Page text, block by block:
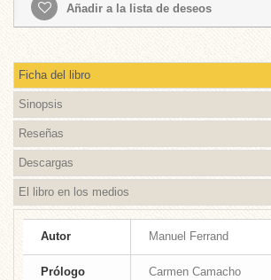
Añadir a la lista de deseos
Ficha del libro
Sinopsis
Reseñas
Descargas
El libro en los medios
Autor Manuel Ferrand
Prólogo Carmen Camacho